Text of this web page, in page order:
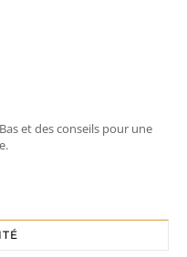
et des conseils pour une